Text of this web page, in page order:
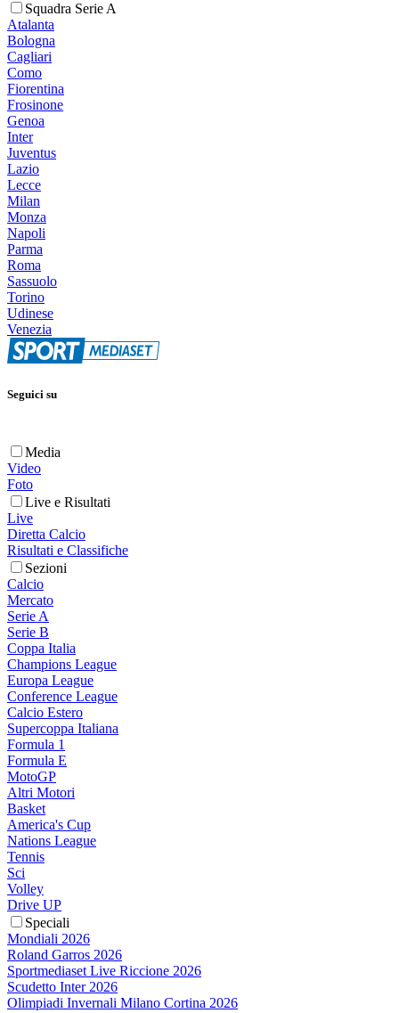
Squadra Serie A
Atalanta
Bologna
Cagliari
Como
Fiorentina
Frosinone
Genoa
Inter
Juventus
Lazio
Lecce
Milan
Monza
Napoli
Parma
Roma
Sassuolo
Torino
Udinese
Venezia
Seguici su
Media
Video
Foto
Live e Risultati
Live
Diretta Calcio
Risultati e Classifiche
Sezioni
Calcio
Mercato
Serie A
Serie B
Coppa Italia
Champions League
Europa League
Conference League
Calcio Estero
Supercoppa Italiana
Formula 1
Formula E
MotoGP
Altri Motori
Basket
America's Cup
Nations League
Tennis
Sci
Volley
Drive UP
Speciali
Mondiali 2026
Roland Garros 2026
Sportmediaset Live Riccione 2026
Scudetto Inter 2026
Olimpiadi Invernali Milano Cortina 2026